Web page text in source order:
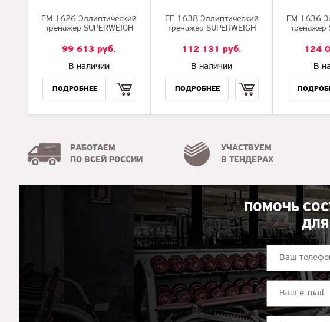
EМ 1626 Эллиптический
тренажер SUPERWEIGH
99 613 руб.
В наличии
EE 1638 Эллиптический
тренажер SUPERWEIGH
112 131
руб.
В наличии
EМ 1636
тренажер
124
В
РАБОТАЕМ
ПО ВСЕЙ РОССИИ
УЧАСТВУЕМ
В ТЕНДЕРАХ
ПОМОЧЬ